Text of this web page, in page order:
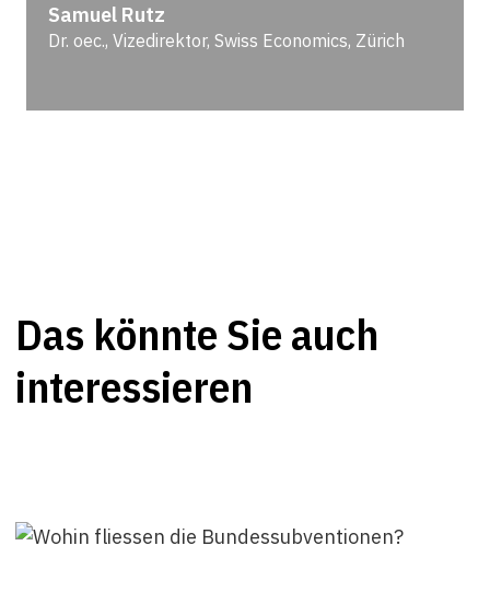
Samuel Rutz
Dr. oec., Vizedirektor, Swiss Economics, Zürich
Das könnte Sie auch
interessieren